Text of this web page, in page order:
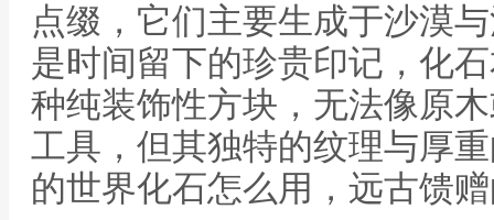
点缀，它们主要生成于沙漠
是时间留下的珍贵印记，化
种纯装饰性方块，无法像原
工具，但其独特的纹理与厚
的世界化石怎么用，远古馈